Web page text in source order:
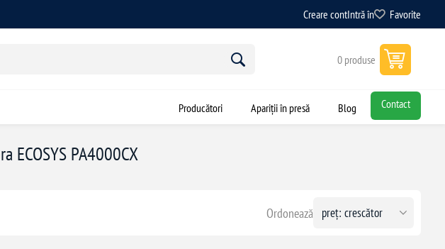
Creare contIntră în Favorite
0 produse
Producători Apariții în presă Blog Contact
ECOSYS PA4000CX
Ordonează